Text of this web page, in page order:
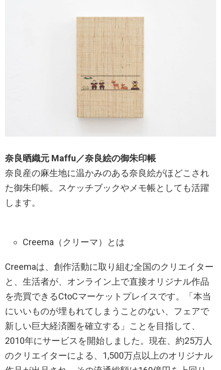
奈良晒織元 Maffu／奈良絵の御朱印帳
奈良産の麻生地に温かみのある奈良絵がほどこされ
た御朱印帳。スケッチブックやメモ帳としても活躍
します。
Creema（クリーマ）とは
Creemaは、創作活動に取り組む全国のクリエイター
と、生活者が、オンライン上で直接オリジナル作品
を売買できるCtoCマーケットプレイスです。「本当
にいいものが埋もれてしまうことのない、フェアで
新しい巨大経済圏を確立する」ことを目指して、
2010年にサービスを開始しました。現在、約25万人
のクリエイターによる、1,500万点以上のオリジナル